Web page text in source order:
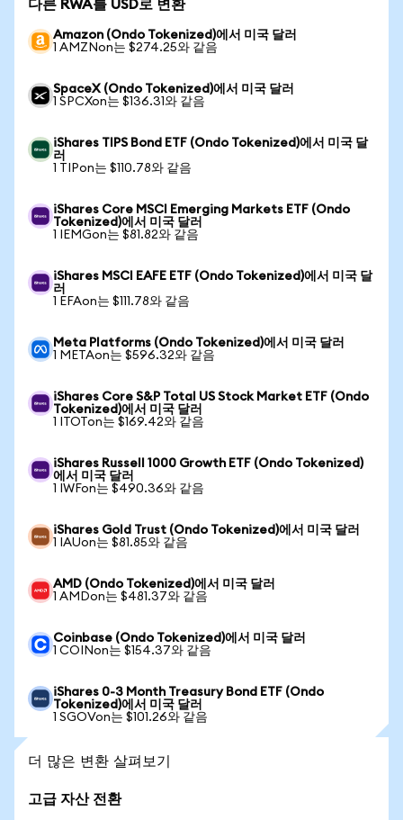
다른 RWA를 USD로 변환
Amazon (Ondo Tokenized)에서 미국 달러
1 AMZNon는 $274.25와 같음
SpaceX (Ondo Tokenized)에서 미국 달러
1 SPCXon는 $136.31와 같음
iShares TIPS Bond ETF (Ondo Tokenized)에서 미국 달
러
1 TIPon는 $110.78와 같음
iShares Core MSCI Emerging Markets ETF (Ondo
Tokenized)에서 미국 달러
1 IEMGon는 $81.82와 같음
iShares MSCI EAFE ETF (Ondo Tokenized)에서 미국 달
러
1 EFAon는 $111.78와 같음
Meta Platforms (Ondo Tokenized)에서 미국 달러
1 METAon는 $596.32와 같음
iShares Core S&P Total US Stock Market ETF (Ondo
Tokenized)에서 미국 달러
1 ITOTon는 $169.42와 같음
iShares Russell 1000 Growth ETF (Ondo Tokenized)
에서 미국 달러
1 IWFon는 $490.36와 같음
iShares Gold Trust (Ondo Tokenized)에서 미국 달러
1 IAUon는 $81.85와 같음
AMD (Ondo Tokenized)에서 미국 달러
1 AMDon는 $481.37와 같음
Coinbase (Ondo Tokenized)에서 미국 달러
1 COINon는 $154.37와 같음
iShares 0-3 Month Treasury Bond ETF (Ondo
Tokenized)에서 미국 달러
1 SGOVon는 $101.26와 같음
더 많은 변환 살펴보기
고급 자산 전환